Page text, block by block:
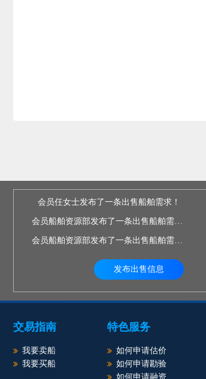
会员任女士发布了一条出售船舶需求！
会员船舶资源部发布了一条出售船舶需求！
会员船舶资源部发布了一条出售船舶需求！
发布出售信息
交易指南
我要卖船
我要买船
特色服务
如何申请估价
如何申请勘验
如何申请融资